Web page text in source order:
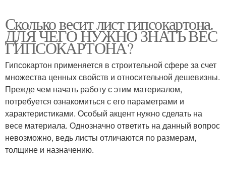
Сколько весит лист гипсокартона.
ДЛЯ ЧЕГО НУЖНО ЗНАТЬ ВЕС
ГИПСОКАРТОНА?
Гипсокартон применяется в строительной сфере за счет
множества ценных свойств и относительной дешевизны.
Прежде чем начать работу с этим материалом,
потребуется ознакомиться с его параметрами и
характеристиками. Особый акцент нужно сделать на
весе материала. Однозначно ответить на данный вопрос
невозможно, ведь листы отличаются по размерам,
толщине и назначению.